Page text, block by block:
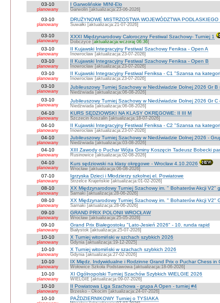
03-10
planowany
I Garwolińskie MINI-Elo
Garwolin [aktualizacja:23-06-2026]
03-10
planowany
DRUŻYNOWE MISTRZOSTWA WOJEWÓDZTWA
Suwałki [aktualizacja:21-07-2026]
03-10
planowany
XXXI Międzynarodowy Całoroczny Festiwal Szachowy- Turniej 1
Dobczyce [aktualizacja:wczoraj 06:36]
03-10
planowany
II Kujawski Integracyjny Festiwal Szachowy Feniksa - Open A
Inowrocław [aktualizacja:23-07-2026]
03-10
planowany
II Kujawski Integracyjny Festiwal Szachowy Feniksa - Open B
Inowrocław [aktualizacja:23-07-2026]
03-10
planowany
II Kujawski Integracyjny Festiwal Feniksa - C1 "Szansa na
Inowrocław [aktualizacja:23-07-2026]
03-10
planowany
Jubileuszowy Turniej Szachowy w Niedźwiadzie Dolnej 2026 Gr
Niedźwiada [aktualizacja:06-08-2026]
03-10
planowany
Jubileuszowy Turniej Szachowy w Niedźwiadzie Dolnej 2026 Gr
Niedźwiada [aktualizacja:06-08-2026]
04-10
planowany
KURS SĘDZIOWSKI NA KLASY OKRĘGOWE: II III M
Szczecin Koszalin [aktualizacja:18-07-2026]
04-10
planowany
II Kujawski Integracyjny Festiwal Feniksa - C2 "Szansa na
Inowrocław [aktualizacja:23-07-2026]
04-10
planowany
Jubileuszowy Turniej Szachowy w Niedźwiadzie Dolnej 2026 -
Niedżwiada [aktualizacja:03-08-2026]
04-10
planowany
XIII Zawody o Puchar Wójta Gminy Koszęcin Tadeusz Bobecki
Rusinowice [aktualizacja:02-08-2026]
04-10
planowany
Kurs sędziowski na klasy okręgowe - Wrocław 4.10.2026
Wrocław [aktualizacja:06-08-2026]
07-10
planowany
Igrzyska Dzieci i Młodzierzy szkolnej el. Powiatowe
Strzelce Krajeńskie [aktualizacja:01-02-2026]
08-10
planowany
XX Międzynarodowy Turniej Szachowy im. " Bohaterów Akcji V2"
Sarnaki [aktualizacja:28-06-2026]
08-10
planowany
XX Międzynarodowy Turniej Szachowy im. " Bohaterów Akcji V2"
Sarnaki [aktualizacja:28-06-2026]
09-10
planowany
GRAND PRIX POLONII WROCŁAW
Wrocław [aktualizacja:25-05-2026]
09-10
planowany
Grand Prix Białegostoku "Lato-Jesień 2026" - 10. runda rapid
Białystok [aktualizacja:25-07-2026]
10-10
planowany
X Turniej witomiński w szchach szybkich 2026
Gdynia [aktualizacja:19-12-2025]
10-10
planowany
X Turniej witomiński w szachach szybkich 2026
Gdynia [aktualizacja:27-02-2026]
10-10
planowany
IX Międz. Indywidualne i Rodzinne Grand Prix o Puchar Chess in
Wołowice Szkoła Podstawowa [aktualizacja:18-06-2026]
10-10
planowany
XI Ogólnopolski Turniej Szachów Szybkich WIELGIE 2026
WIELGIE [aktualizacja:09-07-2026]
10-10
planowany
II Powiatowa Liga Szachowa - grupa A Open - turniej #4
Brzesko - Okocim [aktualizacja:24-07-2026]
10-10 PAŹDZIERNIKOWY Turniej o TYSIAKA